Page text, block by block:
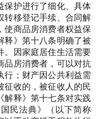
保护进行了细化、具体
转移登记手续、合同解
使商品房消费者权益保
释》第十八条明确了被
。因家庭居住生活需要
品房消费者，可以对抗
行；财产因公共利益需
征收的，被征收人的民
解释》第十七条对实践
民法典》（以下简称